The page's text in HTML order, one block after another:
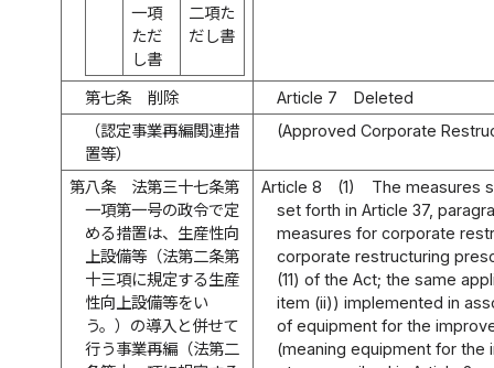
一項
ただ
し書
二項た
だし書
第七条 削除 Article 7
Deleted
（認定事業再編関連措
置等）
(Approved Corporate
第八条
法第三十七条第
一項第一号の政令で定
める措置は、生産性向
上設備等（法第二条第
十三項に規定する生産
性向上設備等をい
う。）の導入と併せて
行う事業再編（法第二
Article 8 (1)
The measures
set forth in Article 37,
measures for corporate
corporate restructuring
(11) of the Act; the same
item (ii)) implemented in
of equipment for the
(meaning equipment for